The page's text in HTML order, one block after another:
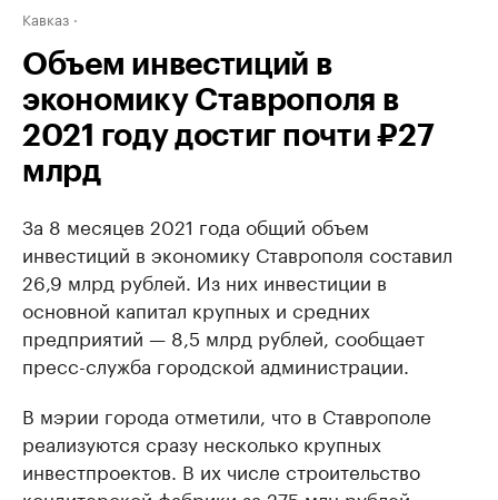
Кавказ
Объем инвестиций в
экономику Ставрополя в
2021 году достиг почти ₽27
млрд
За 8 месяцев 2021 года общий объем
инвестиций в экономику Ставрополя составил
26,9 млрд рублей. Из них инвестиции в
основной капитал крупных и средних
предприятий — 8,5 млрд рублей, сообщает
пресс-служба городской администрации.
В мэрии города отметили, что в Ставрополе
реализуются сразу несколько крупных
инвестпроектов. В их числе строительство